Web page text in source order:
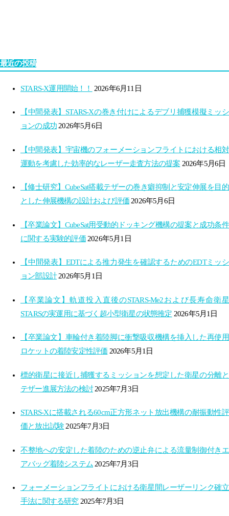
最近の投稿
STARS-X運用開始！！ 2026年6月11日
【中間発表】STARS-Xの巻き付けによるデブリ捕獲模擬ミッシ
ョンの成功 2026年5月6日
【中間発表】宇宙機のフォーメーションフライトにおける相対
運動を考慮した効率的なレーザー走査方法の提案 2026年5月6日
【修士研究】CubeSat搭載テザーの巻き癖抑制と安定伸展を目的
とした伸展機構の設計および評価 2026年5月6日
【卒業論文】CubeSat用受動的ドッキング機構の提案と成功条件
に関する実験的評価 2026年5月1日
【中間発表】EDTによる推力発生を確認するためのEDTミッシ
ョン部設計 2026年5月1日
【卒業論文】軌道投入直後のSTARS-Me2および長寿命衛星
STARSの実運用に基づく超小型衛星の状態推定 2026年5月1日
【卒業論文】車輪付き着陸脚に衝撃吸収機構を挿入した再使用
ロケットの着陸安定性評価 2026年5月1日
標的衛星に接近し捕獲するミッションを想定した衛星の分離と
テザー進展方法の検討 2025年7月3日
STARS-Xに搭載される60cm正方形ネット放出機構の耐振動性評
価と放出試験 2025年7月3日
不整地への安定した着陸のための逆止弁による流量制御付きエ
アバッグ着陸システム 2025年7月3日
フォーメーションフライトにおける衛星間レーザーリンク確立
手法に関する研究 2025年7月3日